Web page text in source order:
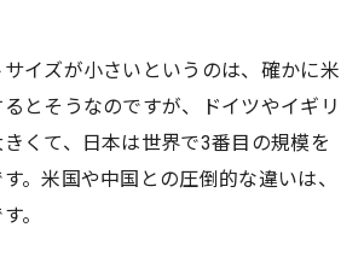
サイズが小さいというのは、確かに米
とそうなのですが、ドイツやイギリ
くて、日本は世界で3番目の規模を
。米国や中国との圧倒的な違いは、
。